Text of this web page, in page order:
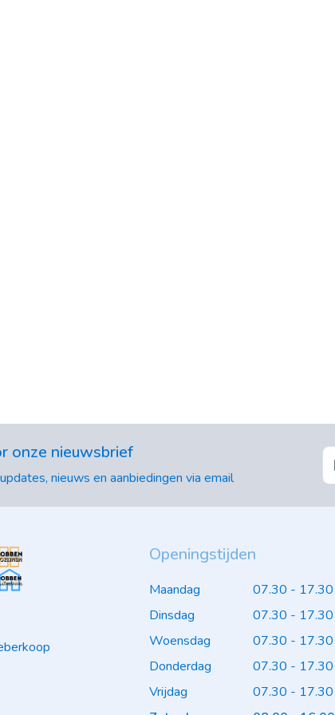
onze nieuwsbrief
nieuws en aanbiedingen via email
Openingstijden
Maandag
07.30 - 17.30
Dinsdag
07.30 - 17.30
Woensdag
07.30 - 17.30
Donderdag
07.30 - 17.30
Vrijdag
07.30 - 17.30